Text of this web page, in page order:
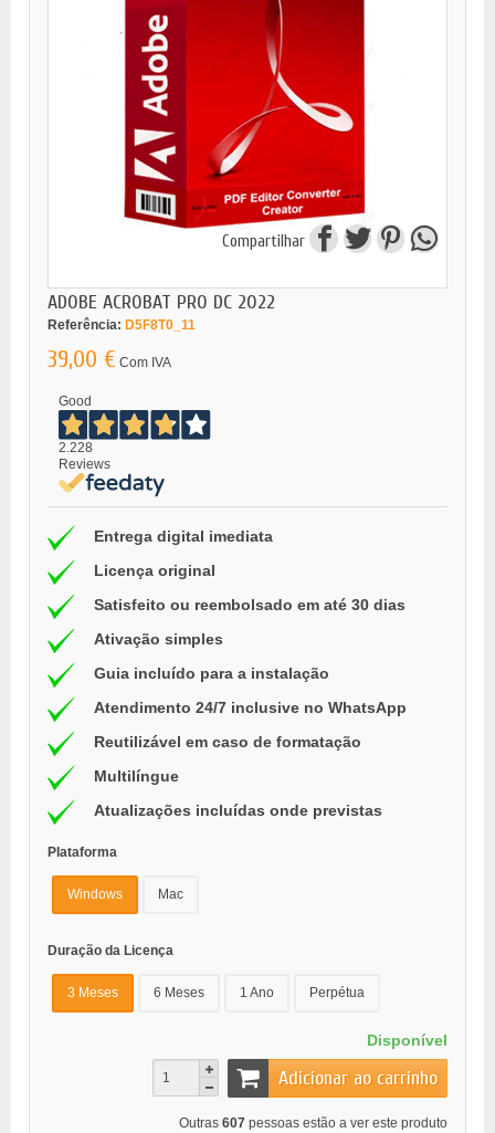
Compartilhar
ADOBE ACROBAT PRO DC 2022
Referência: D5F8T0_11
39,00 € Com IVA
Good
2.228
Reviews
Entrega digital imediata
Licença original
Satisfeito ou reembolsado em até 30 dias
Ativação simples
Guia incluído para a instalação
Atendimento 24/7 inclusive no WhatsApp
Reutilizável em caso de formatação
Multilíngue
Atualizações incluídas onde previstas
Plataforma
Windows Mac
Duração da Licença
3 Meses 6 Meses 1 Ano Perpétua
Disponível
Adicionar ao carrinho
Outras 607 pessoas estão a ver este produto